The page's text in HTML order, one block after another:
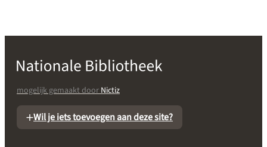
mogelijk gemaakt doorNictiz
Wil je iets toevoegen aan deze site?